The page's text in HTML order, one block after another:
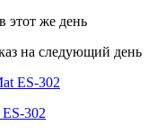
этот же день
на следующий день
302